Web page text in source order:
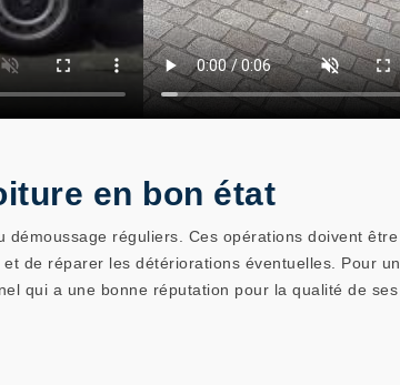
en bon état
réguliers. Ces opérations doivent être
de réparer les détériorations éventuelles. Pour un
qui a une bonne réputation pour la qualité de ses